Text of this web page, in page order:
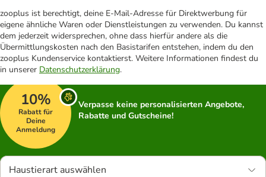
zooplus ist berechtigt, deine E-Mail-Adresse für Direktwerbung für
eigene ähnliche Waren oder Dienstleistungen zu verwenden. Du kannst
dem jederzeit widersprechen, ohne dass hierfür andere als die
Übermittlungskosten nach den Basistarifen entstehen, indem du den
zooplus Kundenservice kontaktierst. Weitere Informationen findest du
in unserer Datenschutzerklärung.
10%
Rabatt für
Deine
Anmeldung
Verpasse keine personalisierten Angebote,
Rabatte und Gutscheine!
Haustierart auswählen